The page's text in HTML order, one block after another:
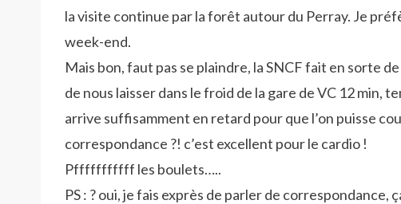
la visite continue par la forêt autour du Perray. Je
week-end.
Mais bon, faut pas se plaindre, la SNCF fait en sorte
de nous laisser dans le froid de la gare de VC 12 min,
arrive suffisamment en retard pour que l’on puisse
correspondance ?! c’est excellent pour le cardio !
Pfffffffffff les boulets…..
PS : ? oui, je fais exprès de parler de correspondance,